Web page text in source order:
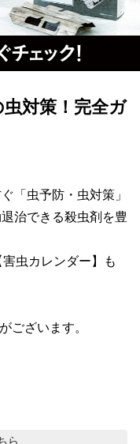
対策！完全ガ
「虫予防・虫対策」
治できる殺虫剤を豊
虫カレンダー】も
ございます。
ら